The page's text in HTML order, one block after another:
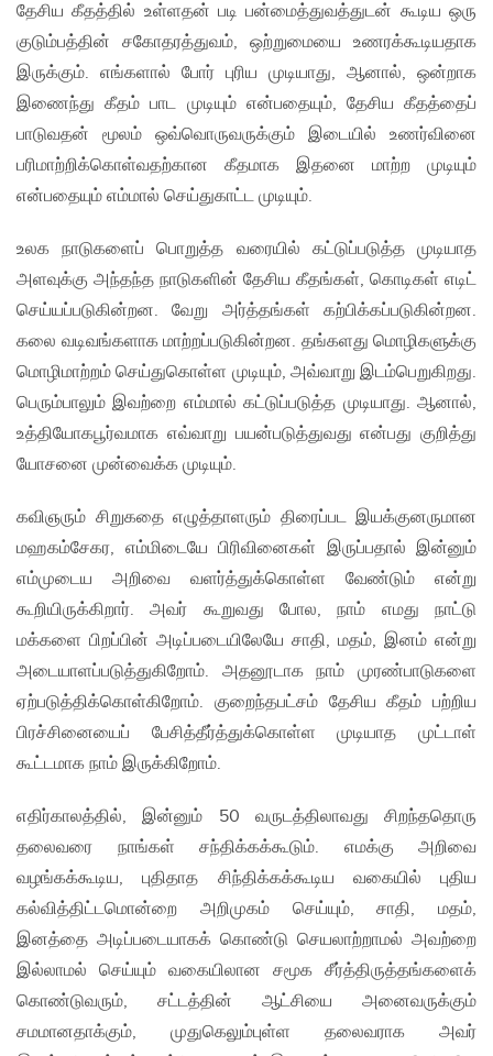
தேசிய கீதத்தில் உள்ளதன் படி பன்மைத்துவத்துடன் கூடிய ஒரு
குடும்பத்தின் சகோதரத்துவம், ஒற்றுமையை உணரக்கூடியதாக
இருக்கும். எங்களால் போர் புரிய முடியாது, ஆனால், ஒன்றாக
இணைந்து கீதம் பாட முடியும் என்பதையும், தேசிய கீதத்தைப்
பாடுவதன் மூலம் ஒவ்வொருவருக்கும் இடையில் உணர்வினை
பரிமாற்றிக்கொள்வதற்கான கீதமாக இதனை மாற்ற முடியும்
என்பதையும் எம்மால் செய்துகாட்ட முடியும்.
உலக நாடுகளைப் பொறுத்த வரையில் கட்டுப்படுத்த முடியாத
அளவுக்கு அந்தந்த நாடுகளின் தேசிய கீதங்கள், கொடிகள் எடிட்
செய்யப்படுகின்றன. வேறு அர்த்தங்கள் கற்பிக்கப்படுகின்றன.
கலை வடிவங்களாக மாற்றப்படுகின்றன. தங்களது மொழிகளுக்கு
மொழிமாற்றம் செய்துகொள்ள முடியும், அவ்வாறு இடம்பெறுகிறது.
பெரும்பாலும் இவற்றை எம்மால் கட்டுப்படுத்த முடியாது. ஆனால்,
உத்தியோகபூர்வமாக எவ்வாறு பயன்படுத்துவது என்பது குறித்து
யோசனை முன்வைக்க முடியும்.
கவிஞரும் சிறுகதை எழுத்தாளரும் திரைப்பட இயக்குனருமான
மஹகம்சேகர, எம்மிடையே பிரிவினைகள் இருப்பதால் இன்னும்
எம்முடைய அறிவை வளர்த்துக்கொள்ள வேண்டும் என்று
கூறியிருக்கிறார். அவர் கூறுவது போல, நாம் எமது நாட்டு
மக்களை பிறப்பின் அடிப்படையிலேயே சாதி, மதம், இனம் என்று
அடையாளப்படுத்துகிறோம். அதனூடாக நாம் முரண்பாடுகளை
ஏற்படுத்திக்கொள்கிறோம். குறைந்தபட்சம் தேசிய கீதம் பற்றிய
பிரச்சினையைப் பேசித்தீர்த்துக்கொள்ள முடியாத முட்டாள்
கூட்டமாக நாம் இருக்கிறோம்.
எதிர்காலத்தில், இன்னும் 50 வருடத்திலாவது சிறந்ததொரு
தலைவரை நாங்கள் சந்திக்கக்கூடும். எமக்கு அறிவை
வழங்கக்கூடிய, புதிதாத சிந்திக்கக்கூடிய வகையில் புதிய
கல்வித்திட்டமொன்றை அறிமுகம் செய்யும், சாதி, மதம்,
இனத்தை அடிப்படையாகக் கொண்டு செயலாற்றாமல் அவற்றை
இல்லாமல் செய்யும் வகையிலான சமூக சீர்த்திருத்தங்களைக்
கொண்டுவரும், சட்டத்தின் ஆட்சியை அனைவருக்கும்
சமமானதாக்கும், முதுகெலும்புள்ள தலைவராக அவர்